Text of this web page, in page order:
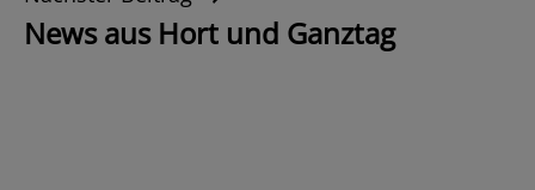
News aus Hort und Ganztag